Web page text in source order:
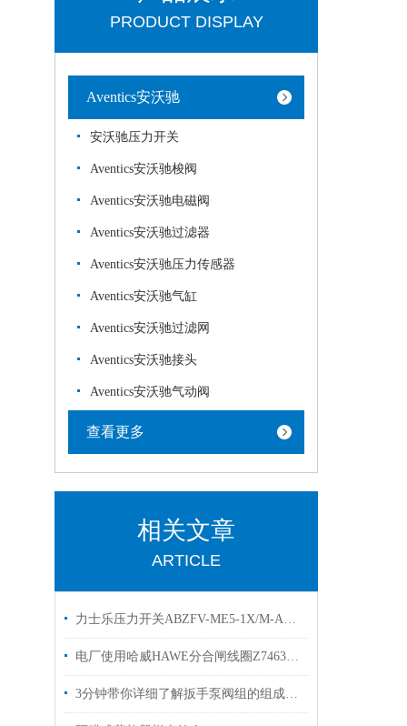
PRODUCT DISPLAY
Aventics安沃驰
安沃驰压力开关
Aventics安沃驰梭阀
Aventics安沃驰电磁阀
Aventics安沃驰过滤器
Aventics安沃驰压力传感器
Aventics安沃驰气缸
Aventics安沃驰过滤网
Aventics安沃驰接头
Aventics安沃驰气动阀
查看更多
相关文章
ARTICLE
力士乐压力开关ABZFV-ME5-1X/M-A压力表作用
电厂使用哈威HAWE分合闸线圈Z7463D产品说明
3分钟带你详细了解扳手泵阀组的组成结构及其安装说明